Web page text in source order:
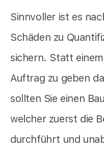
Sinnvoller ist es
Schäden zu
sichern. Statt
Auftrag zu geben
sollten Sie einen
welcher zuerst die
durchführt und